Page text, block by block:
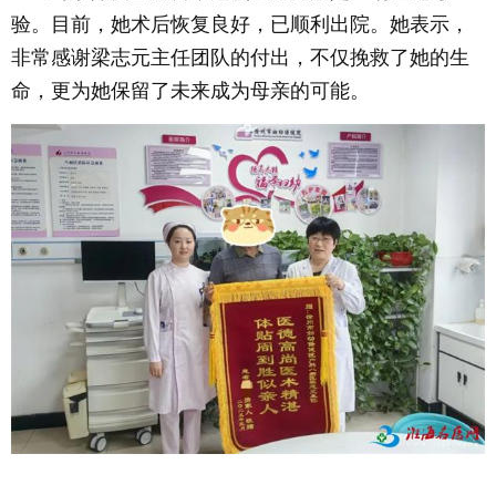
验。目前，她术后恢复良好，已顺利出院。她表示，
非常感谢梁志元主任团队的付出，不仅挽救了她的生
命，更为她保留了未来成为母亲的可能。